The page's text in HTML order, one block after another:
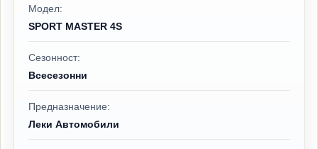
Модел:
SPORT MASTER 4S
Сезонност:
Всесезонни
Предназначение:
Леки Автомобили